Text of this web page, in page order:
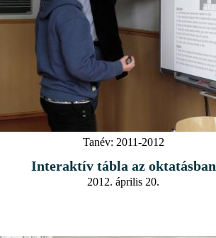
Tanév: 2011-2012
Interaktív tábla az oktatásban
2012. április 20.